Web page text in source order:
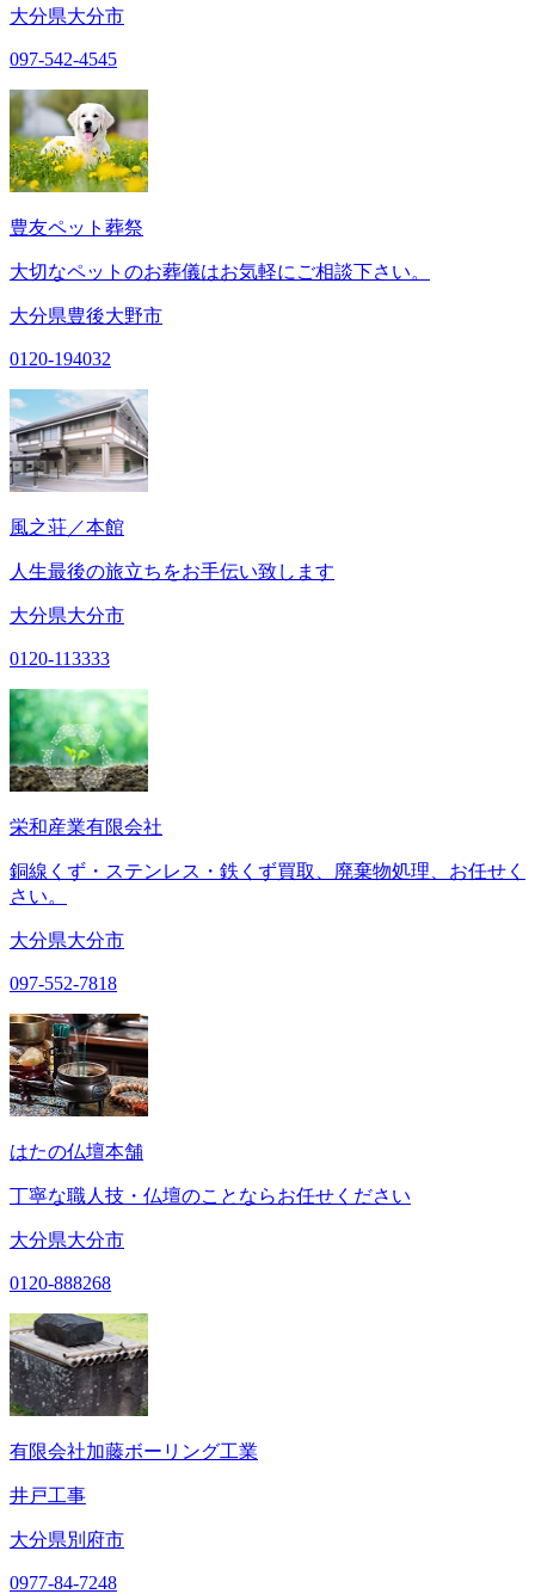
大分県大分市
097-542-4545
豊友ペット葬祭
大切なペットのお葬儀はお気軽にご相談下さい。
大分県豊後大野市
0120-194032
風之荘／本館
人生最後の旅立ちをお手伝い致します
大分県大分市
0120-113333
栄和産業有限会社
銅線くず・ステンレス・鉄くず買取、廃棄物処理、お任せく
さい。
大分県大分市
097-552-7818
はたの仏壇本舗
丁寧な職人技・仏壇のことならお任せください
大分県大分市
0120-888268
有限会社加藤ボーリング工業
井戸工事
大分県別府市
0977-84-7248